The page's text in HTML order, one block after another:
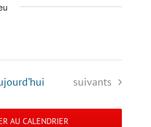
Évènements
suivants
AU CALENDRIER